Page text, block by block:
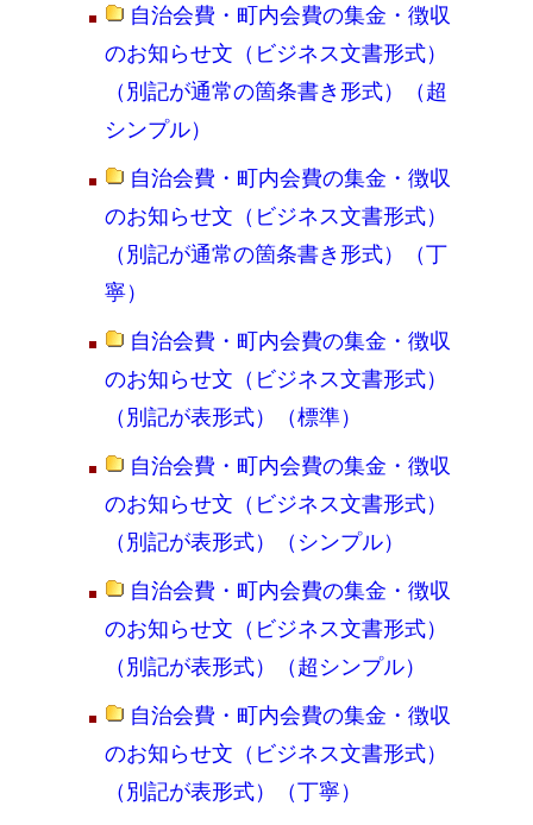
自治会費・町内会費の集金・徴収
のお知らせ文（ビジネス文書形式）
（別記が通常の箇条書き形式）（超
シンプル）
自治会費・町内会費の集金・徴収
のお知らせ文（ビジネス文書形式）
（別記が通常の箇条書き形式）（丁
寧）
自治会費・町内会費の集金・徴収
のお知らせ文（ビジネス文書形式）
（別記が表形式）（標準）
自治会費・町内会費の集金・徴収
のお知らせ文（ビジネス文書形式）
（別記が表形式）（シンプル）
自治会費・町内会費の集金・徴収
のお知らせ文（ビジネス文書形式）
（別記が表形式）（超シンプル）
自治会費・町内会費の集金・徴収
のお知らせ文（ビジネス文書形式）
（別記が表形式）（丁寧）